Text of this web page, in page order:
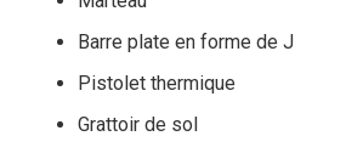
Barre plate en forme de J
Pistolet thermique
Grattoir de sol